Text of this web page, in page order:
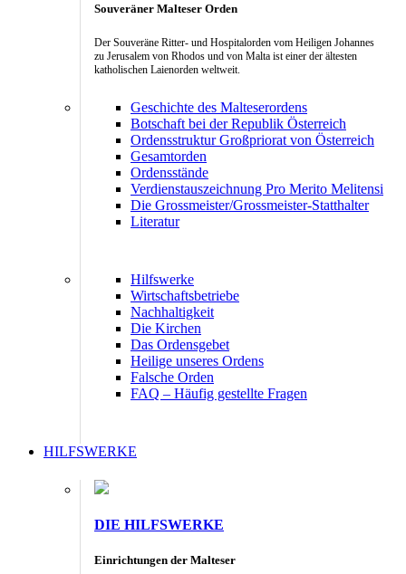
Souveräner Malteser Orden
Der Souveräne Ritter- und Hospitalorden vom Heiligen Johannes
zu Jerusalem von Rhodos und von Malta ist einer der ältesten
katholischen Laienorden weltweit.
Geschichte des Malteserordens
Botschaft bei der Republik Österreich
Ordensstruktur Großpriorat von Österreich
Gesamtorden
Ordensstände
Verdienstauszeichnung Pro Merito Melitensi
Die Grossmeister/Grossmeister-Statthalter
Literatur
Hilfswerke
Wirtschaftsbetriebe
Nachhaltigkeit
Die Kirchen
Das Ordensgebet
Heilige unseres Ordens
Falsche Orden
FAQ – Häufig gestellte Fragen
HILFSWERKE
DIE HILFSWERKE
Einrichtungen der Malteser